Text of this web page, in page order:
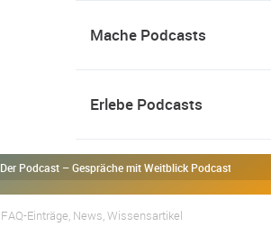
Mache Podcasts
Erlebe Podcasts
Der Podcast – Gespräche mit Weitblick Podcast